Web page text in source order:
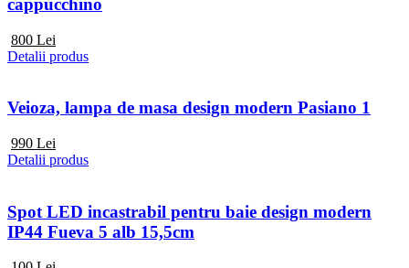
cappucchino
800 Lei
Detalii produs
Veioza, lampa de masa design modern Pasiano 1
990 Lei
Detalii produs
Spot LED incastrabil pentru baie design modern
IP44 Fueva 5 alb 15,5cm